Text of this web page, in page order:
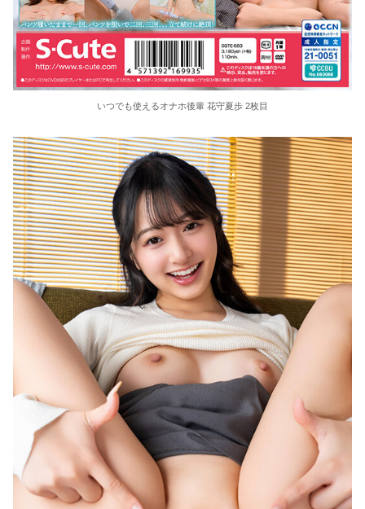
いつでも使えるオナホ後輩 花守夏歩 2枚目